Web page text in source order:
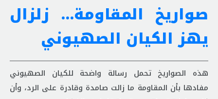
صواريخ المقاومة… زلزال
يهز الكيان الصهيوني
هذه الصواريخ تحمل رسالة واضحة للكيان الصهيوني
مفادها بأن المقاومة ما زالت صامدة وقادرة على الرد، وأن